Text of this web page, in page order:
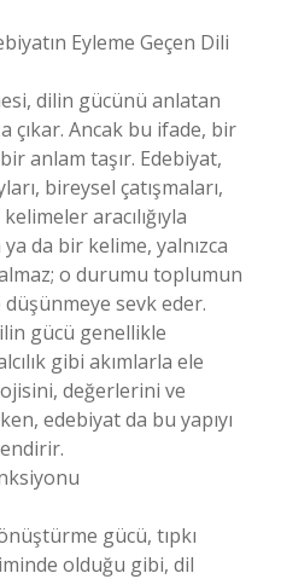
Eyleme Geçen Dili
dilin gücünü anlatan
çıkar. Ancak bu ifade, bir
anlam taşır. Edebiyat,
bireysel çatışmaları,
aracılığıyla
da bir kelime, yalnızca
o durumu toplumun
sevk eder.
gücü genellikle
gibi akımlarla ele
değerlerini ve
edebiyat da bu yapıyı
gücü, tıpkı
olduğu gibi, dil